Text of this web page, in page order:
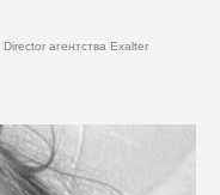
агентства Exalter